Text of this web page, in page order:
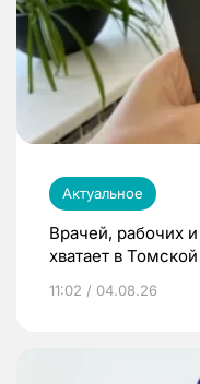
Актуальное
Врачей, рабочих
хватает в
11:02 / 04.08.26